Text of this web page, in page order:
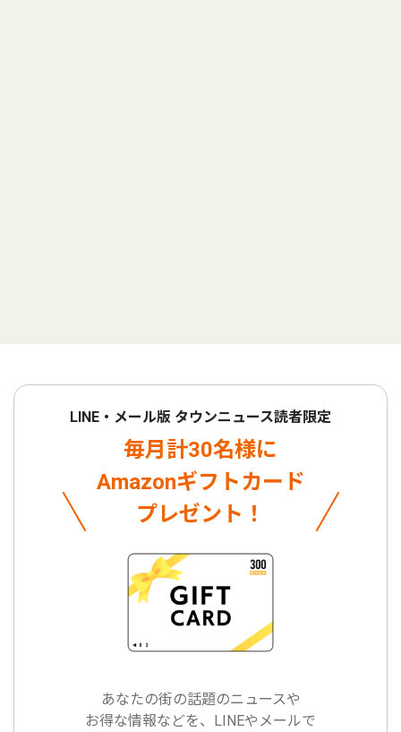
LINE・メール版 タウンニュース読者限定
毎月計30名様に
Amazonギフトカード
プレゼント！
あなたの街の話題のニュースや
お得な情報などを、LINEやメールで